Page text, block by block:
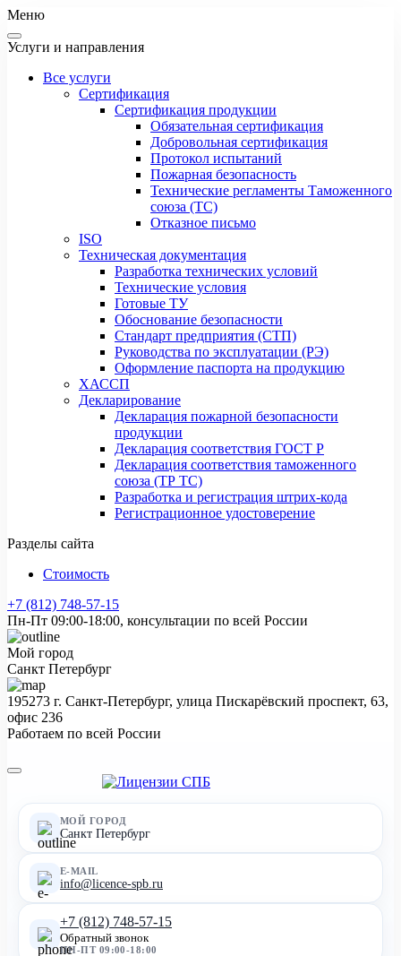
Меню
Услуги и направления
Все услуги
Сертификация
Сертификация продукции
Обязательная сертификация
Добровольная сертификация
Протокол испытаний
Пожарная безопасность
Технические регламенты Таможенного
союза (ТС)
Отказное письмо
ISO
Техническая документация
Разработка технических условий
Технические условия
Готовые ТУ
Обоснование безопасности
Стандарт предприятия (СТП)
Руководства по эксплуатации (РЭ)
Оформление паспорта на продукцию
ХАССП
Декларирование
Декларация пожарной безопасности
продукции
Декларация соответствия ГОСТ Р
Декларация соответствия таможенного
союза (ТР ТС)
Разработка и регистрация штрих-кода
Регистрационное удостоверение
Разделы сайта
Стоимость
+7 (812) 748-57-15
Пн-Пт 09:00-18:00, консультации по всей России
Мой город
Санкт Петербург
195273 г. Санкт-Петербург, улица Пискарёвский проспект, 63,
офис 236
Работаем по всей России
МОЙ ГОРОД
Санкт Петербург
E-MAIL
info@licence-spb.ru
+7 (812) 748-57-15
Обратный звонок
ПН-ПТ 09:00-18:00